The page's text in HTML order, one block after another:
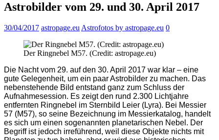
Astrobilder vom 29. und 30. April 2017
30/04/2017 astropage.eu Astrofotos by astropage.eu 0
Der Ringnebel M57. (Credit: astropage.eu)
Die Nacht vom 29. auf den 30. April 2017 war klar – eine
gute Gelegenheit, um ein paar Astrobilder zu machen. Das
nebenstehende Bild entstand ganz zum Schluss der
Aufnahmesession. Es zeigt den rund 2.300 Lichtjahre
entfernten Ringnebel im Sternbild Leier (Lyra). Bei Messier
57 (M57), so seine Bezeichnung im Messierkatalog, handelt
es sich um einen sogenannten planetarischen Nebel. Der
Begriff ist jedoch irreführend, weil diese Objekte nichts mit